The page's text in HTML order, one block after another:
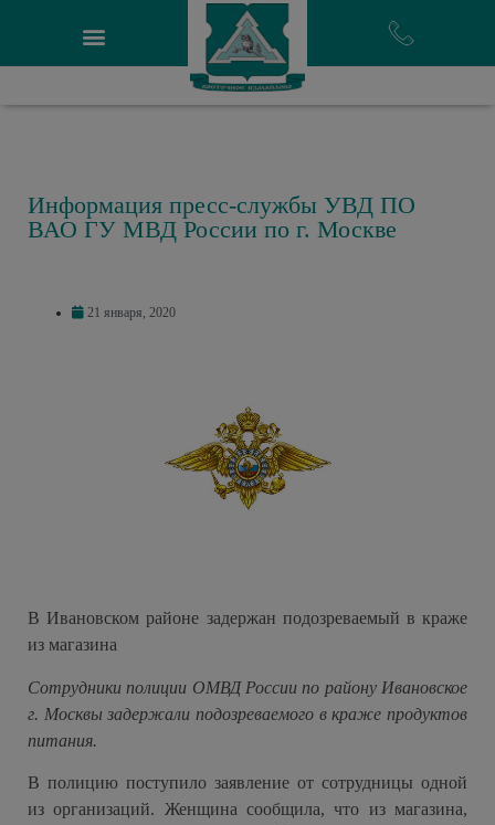
Информация пресс-службы УВД ПО
ВАО ГУ МВД России по г. Москве
21 января, 2020
В Ивановском районе задержан подозреваемый в краже
из магазина
Сотрудники полиции ОМВД России по району Ивановское
г. Москвы задержали подозреваемого в краже продуктов
питания.
В полицию поступило заявление от сотрудницы одной
из организаций. Женщина сообщила, что из магазина,